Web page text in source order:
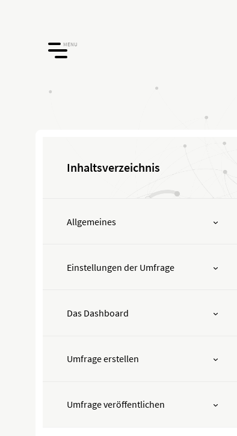
MENU
Inhaltsverzeichnis
Allgemeines
Einstellungen der Umfrage
Das Dashboard
Umfrage erstellen
Umfrage veröffentlichen